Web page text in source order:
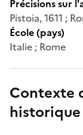
Précisions sur
Pistoia, 1611 ;
École (pays)
Italie ; Rome
Contexte
historique